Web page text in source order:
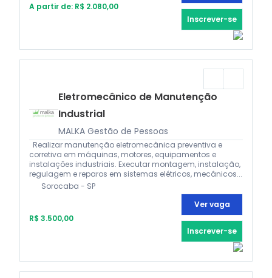
A partir de: R$ 2.080,00
Inscrever-se
Eletromecânico de Manutenção
Industrial
MALKA Gestão de Pessoas
Realizar manutenção eletromecânica preventiva e
corretiva em máquinas, motores, equipamentos e
instalações industriais. Executar montagem, instalação,
regulagem e reparos em sistemas elétricos, mecânicos...
Sorocaba - SP
R$ 3.500,00
Ver vaga
Inscrever-se